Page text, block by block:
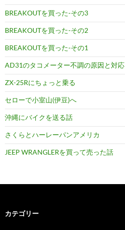
BREAKOUTを買った-その3
BREAKOUTを買った-その2
BREAKOUTを買った-その1
AD31のタコメーター不調の原因と対応
ZX-25Rにちょっと乗る
セローで小室山(伊豆)へ
沖縄にバイクを送る話
さくらとハーレーパンアメリカ
JEEP WRANGLERを買って売った話
カテゴリー